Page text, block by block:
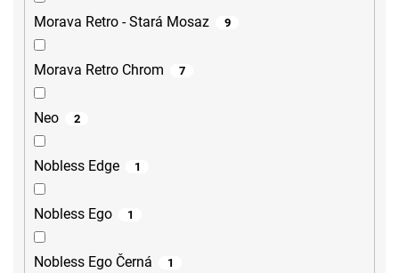
Morava Retro - Stará Mosaz 9
Morava Retro Chrom 7
Neo 2
Nobless Edge 1
Nobless Ego 1
Nobless Ego Černá 1